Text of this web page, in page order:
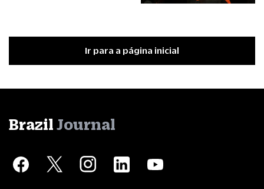
Ir para a página inicial
Brazil Journal